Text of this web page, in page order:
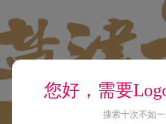
您好，需要
搜索十次不如